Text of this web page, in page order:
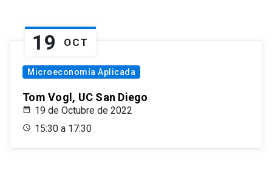
19 OCT
Microeconomía Aplicada
Tom Vogl, UC San Diego
19 de Octubre de 2022
15:30 a 17:30